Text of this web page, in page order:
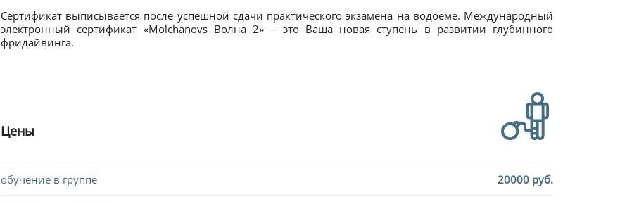
Сертификат выписывается после успешной сдачи практического экзамена на водоеме. Международный
электронный сертификат «Molchanovs Волна 2» – это Ваша новая ступень в развитии глубинного
фридайвинга.
Цены
обучение в группе 20000 руб.